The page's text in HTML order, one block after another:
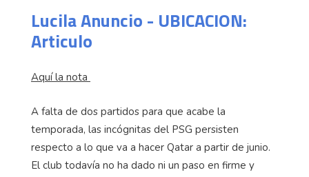
actualidad y cambios que se vislumbran en el
conjunto parisino.
Lucila Anuncio - UBICACION:
Aquí la nota
A falta de dos partidos para que acabe la